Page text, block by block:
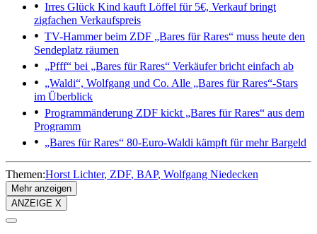
Irres Glück Kind kauft Löffel für 5€, Verkauf bringt
zigfachen Verkaufspreis
TV-Hammer beim ZDF „Bares für Rares“ muss heute den
Sendeplatz räumen
„Pfff“ bei „Bares für Rares“ Verkäufer bricht einfach ab
„Waldi“, Wolfgang und Co. Alle „Bares für Rares“-Stars
im Überblick
Programmänderung ZDF kickt „Bares für Rares“ aus dem
Programm
„Bares für Rares“ 80-Euro-Waldi kämpft für mehr Bargeld
Themen:Horst Lichter ZDF BAP Wolfgang Niedecken
Mehr anzeigen
ANZEIGE X